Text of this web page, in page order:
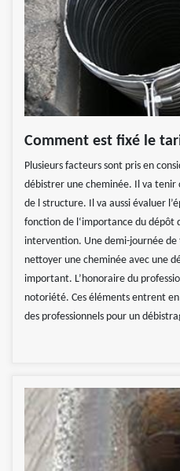
Comment est fixé le
Plusieurs facteurs sont pris en
débistrer une cheminée. Il va tenir
de l structure. Il va aussi évaluer
fonction de l‘importance du dépôt
intervention. Une demi-journée
nettoyer une cheminée avec une
important. L’honoraire du
notoriété. Ces éléments entrent
des professionnels pour un